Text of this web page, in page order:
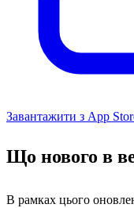
Завантажити з App
Що нового в
В рамках цього